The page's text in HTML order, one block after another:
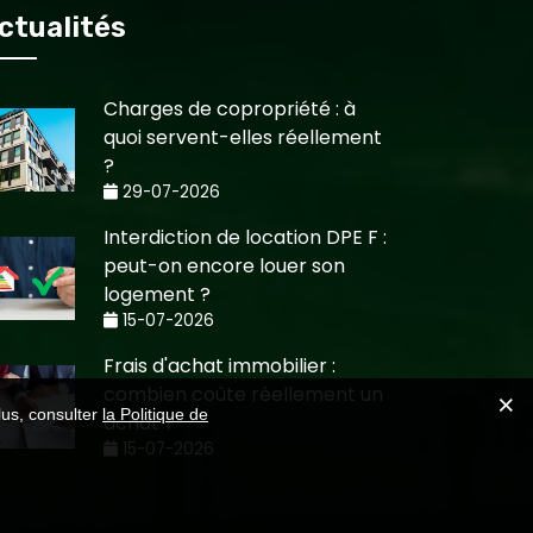
Charges de copropriété : à
quoi servent-elles réellement
?
29-07-2026
Interdiction de location DPE F :
peut-on encore louer son
logement ?
15-07-2026
Frais d'achat immobilier :
combien coûte réellement un
achat ?
15-07-2026
consulter la Politique de